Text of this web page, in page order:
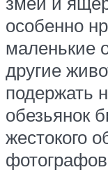
особенно
маленькие
другие
подержать
обезьянок
жестокого
фотографов